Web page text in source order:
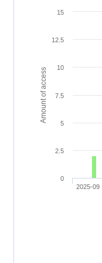
Amount of access
2025-09
0
2.5
5
7.5
10
12.5
15